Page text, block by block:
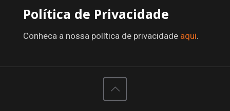
Política de Privacidade
Conheca a nossa política de privacidade aqui.